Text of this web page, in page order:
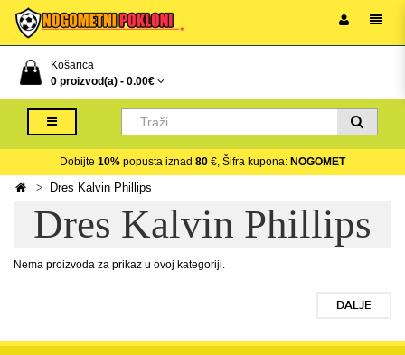
Košarica
0 proizvod(a) - 0.00€
Dobijte 10% popusta iznad 80 €, Šifra kupona: NOGOMET
Dres Kalvin Phillips
Dres Kalvin Phillips
Nema proizvoda za prikaz u ovoj kategoriji.
DALJE